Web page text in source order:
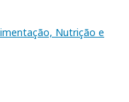
Nutrição e